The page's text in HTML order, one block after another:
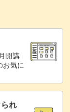
開講
お気に
れ